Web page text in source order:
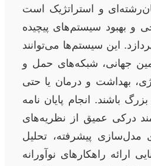
و استراتژیک است
و بهبود سیستم‌های پیچیده
این سیستم‌ها می‌توانند
جهانی، شبکه‌های حمل و
بهداشت و درمان یا حتی
باشند. انجام پایان نامه
درکی عمیق از نظریه‌های
مدل‌سازی پیشرفته، تحلیل
ارائه راهکارهای نوآورانه